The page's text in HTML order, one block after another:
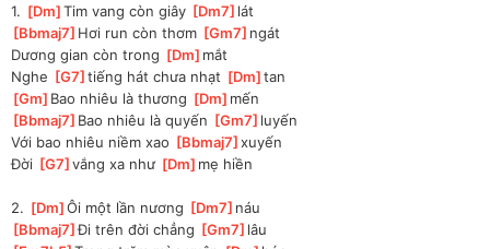
1. [Dm ]
Tim vang còn giây [Dm7 ]lát
[Bbmaj7 ]Hơi run còn thơm [Gm7 ]ngát
Dương gian còn trong [Dm ]mắt
Nghe [G7 ]tiếng hát chưa nhạt [Dm ]tan
[Gm ]Bao nhiêu là thương [Dm ]mến
[Bbmaj7 ]Bao nhiêu là quyến [Gm7 ]luyến
Với bao nhiêu niềm xao [Bbmaj7 ]
xuyến
Đời [G7 ]
vắng xa như [Dm ]mẹ hiền
2. [Dm ]
Ôi một lần nương [Dm7 ]náu
[Bbmaj7 ]
Đi trên đời chẳng [Gm7 ]lâu